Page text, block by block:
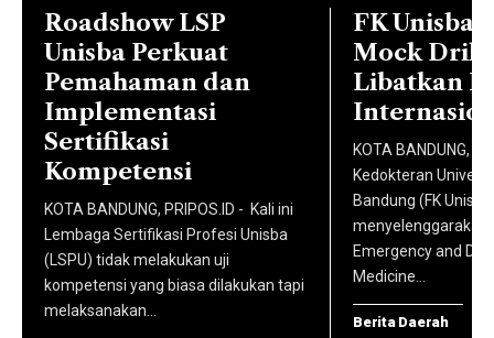
dan
Penyiaran
Islam
Malki
Ahmad
Nasir,
S.Ag.,
M.Irk.,
Ph.D.,
serta
Masuk
(USM)
Gelombang
2 Tahun
Akademik
2025/2026.
(foto:
komhumas
unisba)
ini,
pembaca
disuguhi
konten
berita
yang
telah
dikurasi
dan
dilisensikan
secara
Roadshow LSP
Unisba Perkuat
Pemahaman dan
Implementasi
Sertifikasi
Kompetensi
KOTA BANDUNG, PRIPOS.ID - Kali ini
Lembaga Sertifikasi Profesi Unisba
(LSPU) tidak melakukan uji
kompetensi yang biasa dilakukan tapi
melaksanakan…
FK Unisba
Mock Drill
Libatkan
KOTA BANDUNG,
Kedokteran
Bandung (FK
menyelenggarakan
Emergency and
Medicine…
Berita Daerah